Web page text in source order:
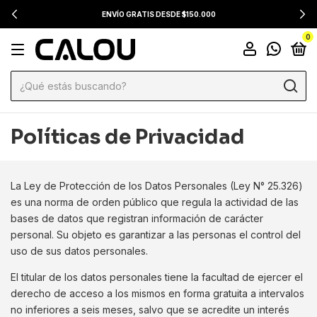
ENVÍO GRATIS DESDE $150.000
0
Políticas de Privacidad
La Ley de Protección de los Datos Personales (Ley N° 25.326)
es una norma de orden público que regula la actividad de las
bases de datos que registran información de carácter
personal. Su objeto es garantizar a las personas el control del
uso de sus datos personales.
El titular de los datos personales tiene la facultad de ejercer el
derecho de acceso a los mismos en forma gratuita a intervalos
no inferiores a seis meses, salvo que se acredite un interés